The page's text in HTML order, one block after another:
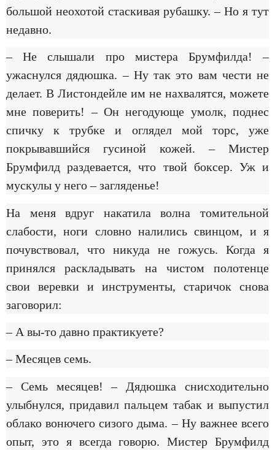
большой неохотой стаскивая рубашку. – Но я тут
недавно.
– Не слышали про мистера Брумфилда! –
ужаснулся дядюшка. – Ну так это вам чести не
делает. В Листондейле им не нахвалятся, можете
мне поверить! – Он негодующе умолк, поднес
спичку к трубке и оглядел мой торс, уже
покрывавшийся гусиной кожей. – Мистер
Брумфилд раздевается, что твой боксер. Уж и
мускулы у него – загляденье!
На меня вдруг накатила волна томительной
слабости, ноги словно налились свинцом, и я
почувствовал, что никуда не гожусь. Когда я
принялся раскладывать на чистом полотенце
свои веревки и инструменты, старичок снова
заговорил:
– А вы-то давно практикуете?
– Месяцев семь.
– Семь месяцев! – Дядюшка снисходительно
улыбнулся, придавил пальцем табак и выпустил
облако вонючего сизого дыма. – Ну важнее всего
опыт, это я всегда говорю. Мистер Брумфилд